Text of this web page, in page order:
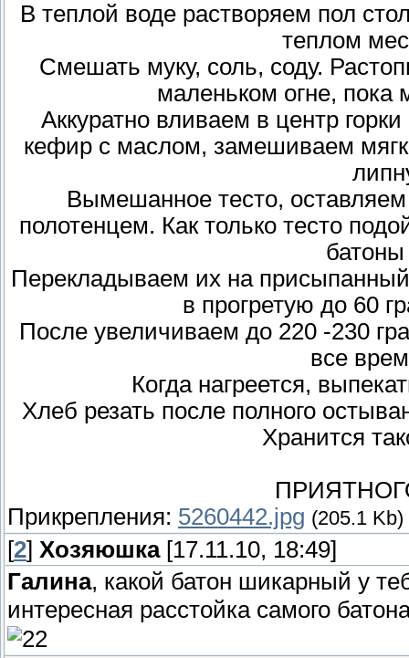
В тeплой воде растворяем пол
теплом
Смешать муку, соль, соду.
маленьком огне, пока
Аккуратно вливаем в центр
кефир с маслом, замешиваем
Вымешанное тесто,
полотенцем. Как только тесто
Перекладываем их на
в прогретую до 60
После увеличиваем до 220 -230
всe
Когда нагреется,
Хлеб резать после полного
Хранится
Прикрепления: 5260442.jpg (205.1 Kb)
[2] Хозяюшка[17.11.10, 18:49]
Галина, какой батон шикарный у
интересная расстойка самого